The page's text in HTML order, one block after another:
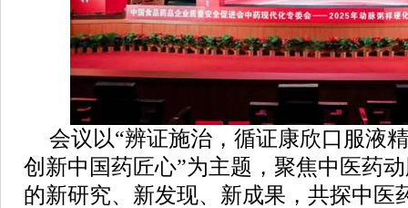
会议以“辨证施治，循证康欣口服液
创新中国药匠心”为主题，聚焦中医药
的新研究、新发现、新成果，共探中医